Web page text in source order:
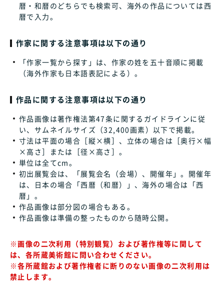
暦・和暦のどちらでも検索可、海外の作品については西
暦で入力。
作家に関する注意事項は以下の通り
「作家一覧から探す」は、作家の姓を五十音順に掲載
（海外作家も日本語表記による）。
作品に関する注意事項は以下の通り
作品画像は著作権法第47条に関するガイドラインに従
い、サムネイルサイズ（32,400画素）以下で掲載。
寸法は平面の場合［縦×横］、立体の場合は［奥行×幅
×高さ］または［径×高さ］。
単位は全てcm。
初出展覧会は、「展覧会名（会場）、開催年」。開催年
は、日本の場合「西暦（和暦）」、海外の場合は「西
暦」。
作品画像は部分図の場合もある。
作品画像は準備の整ったものから随時公開。
※画像の二次利用（特別観覧）および著作権等に関して
は、各所蔵美術館に問い合わせください。
※各所蔵館および著作権者に断りのない画像の二次利用は
禁止します。